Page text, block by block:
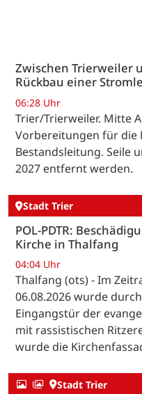
Zwischen Trierweiler
Rückbau einer
06:28 Uhr
Trier/Trierweiler. Mitte
Vorbereitungen für die
Bestandsleitung. Seile
2027 entfernt werden.
Stadt Trier
POL-PDTR:
Kirche in Thalfang
04:04 Uhr
Thalfang (ots) - Im
06.08.2026 wurde
Eingangstür der
mit rassistischen
wurde die
Stadt Trier